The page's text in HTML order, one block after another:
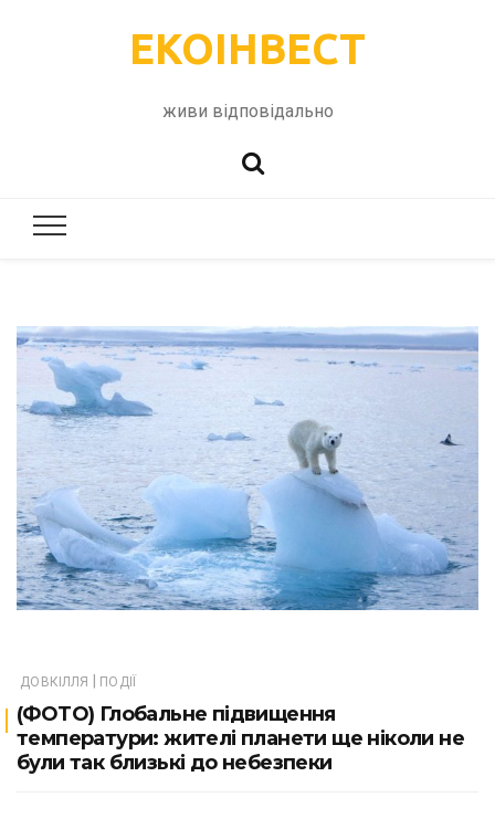
ЕКОІНВЕСТ
живи відповідально
ДОВКІЛЛЯ ПОДІЇ
(ФОТО) Глобальне підвищення
температури: жителі планети ще ніколи не
були так близькі до небезпеки